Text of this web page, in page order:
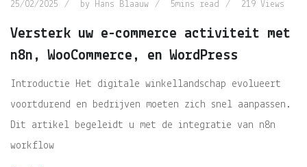
25/02/2025 by Hans Blaauw 5mins read 219 Views
Versterk uw e-commerce activiteit met
n8n, WooCommerce, en WordPress
Introductie Het digitale winkellandschap evolueert
voortdurend en bedrijven moeten zich snel aanpassen.
Dit artikel begeleidt u met de integratie van n8n
workflow